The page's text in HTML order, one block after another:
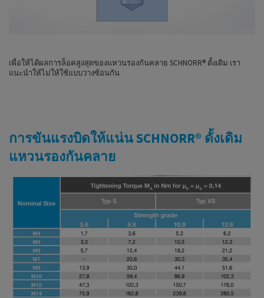
เพื่อให้ได้ผลการล็อคสูงสุดของแหวนรองกันคลาย SCHNORR® ดั้งเดิม เรา
แนะนำให้ไม่ให้ใช้แบบวางซ้อนกัน
การขันแรงบิดให้แน่น SCHNORR® ดั้งเดิม
แหวนรองกันคลาย